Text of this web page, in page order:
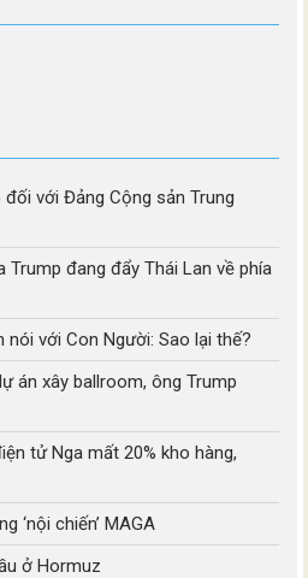
với Đảng Cộng sản Trung
Trump đang đẩy Thái Lan về phía
với Con Người: Sao lại thế?
án xây ballroom, ông Trump
tử Nga mất 20% kho hàng,
‘nội chiến’ MAGA
ở Hormuz